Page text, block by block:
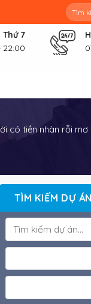
Tìm
kiếm:
Thứ 7
22:00
có tiền nhàn rỗi
TÌM KIẾM DỰ